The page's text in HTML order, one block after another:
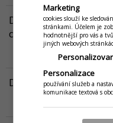
Doklady - storno a
dobropis)
V tomto návodu je
jako dodací list, faktura
Doklady - úprava a
V tomto návodu je
při Online prodeji.Víc...
Marketing
cookies slouží ke
stránkami. Účelem je
hodnotnější pro vás a
jiných webových
Personalizace
používání služeb a
komunikace textová s